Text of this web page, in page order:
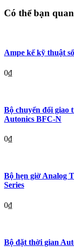
Có thể bạn
Ampe kế kỹ thuật
0₫
Bộ chuyển đổi giao
Autonics BFC-N
0₫
Bộ hẹn giờ Analog
Series
0₫
Bộ đặt thời gian